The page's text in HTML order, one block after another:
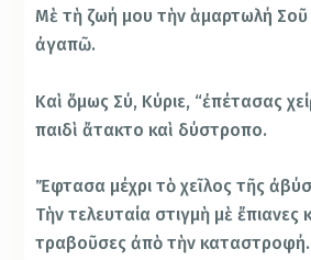
Μὲ τὴ ζωή μου τὴν ἁμαρτωλή Σοῦ
ἀγαπῶ.
Καὶ ὅμως Σύ, Κύριε, “ἐπέτασας
παιδὶ ἄτακτο καὶ δύστροπο.
Ἔφτασα μέχρι τὸ χεῖλος τῆς
Τὴν τελευταία στιγμὴ μὲ ἔπιανες
τραβοῦσες ἀπὸ τὴν καταστροφή.